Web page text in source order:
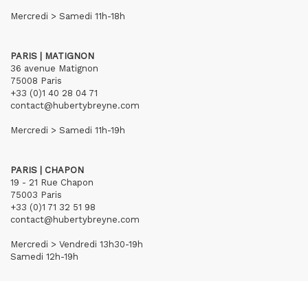
Mercredi > Samedi 11h-18h
PARIS | MATIGNON
36 avenue Matignon
75008 Paris
+33 (0)1 40 28 04 71
contact@hubertybreyne.com
Mercredi > Samedi 11h-19h
PARIS | CHAPON
19 - 21 Rue Chapon
75003 Paris
+33 (0)1 71 32 51 98
contact@hubertybreyne.com
Mercredi > Vendredi 13h30-19h
Samedi 12h-19h